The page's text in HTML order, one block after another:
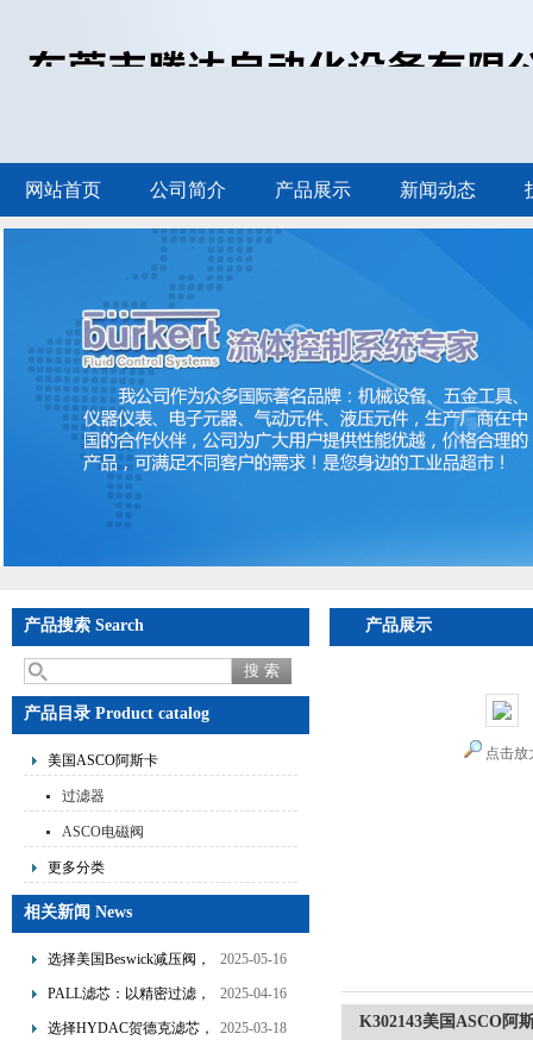
网站首页 公司简介 产品展示 新闻动态
产品搜索 Search
产品目录 Product catalog
美国ASCO阿斯卡
过滤器
ASCO电磁阀
更多分类
相关新闻 News
选择美国Beswick减压阀，
提升流体系统效率
2025-05-16
PALL滤芯：以精密过滤，
为工业流体筑起“隐形安全
2025-04-16
选择HYDAC贺德克滤芯，
2025-03-18
产品展示
点击放
K302143美国ASCO阿